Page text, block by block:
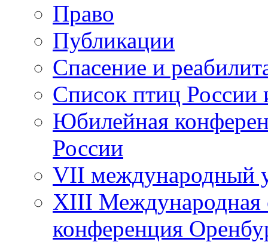
Право
Публикации
Спасение и
Список птиц России
Юбилейная
России
VII международный
XIII Международная
конференция